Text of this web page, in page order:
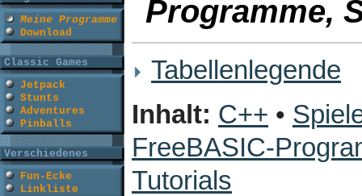
Meine Programme
Download
Classic Games
Jetpack
Stunts
Adventures
Pinballs
Verschiedenes
Fun-Ecke
Linkliste
Programme,
Tabellenlegende
Inhalt: C++ •
FreeBASIC-
Tutorials